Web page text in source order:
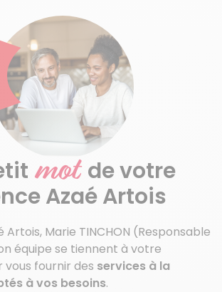
mot de votre
Azaé Artois
Artois, Marie TINCHON (Responsable
équipe se tiennent à votre
vous fournir des services à la
à vos besoins.